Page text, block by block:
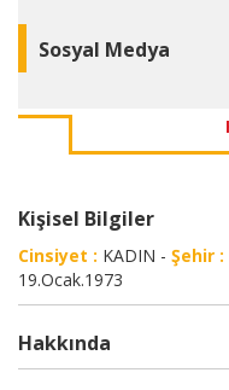
Sosyal Medya
Kişisel Bilgiler
Cinsiyet : KADIN - Şehir :
19.Ocak.1973
Hakkında